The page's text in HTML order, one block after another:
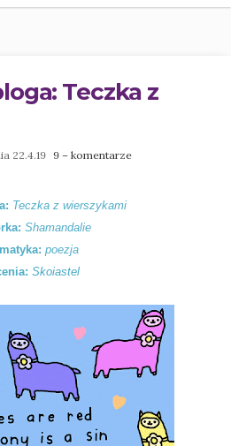
Teczka z
22.4.19 9 – komentarze
Teczka z wierszykami
Shamandalie
poezja
Skoiastel